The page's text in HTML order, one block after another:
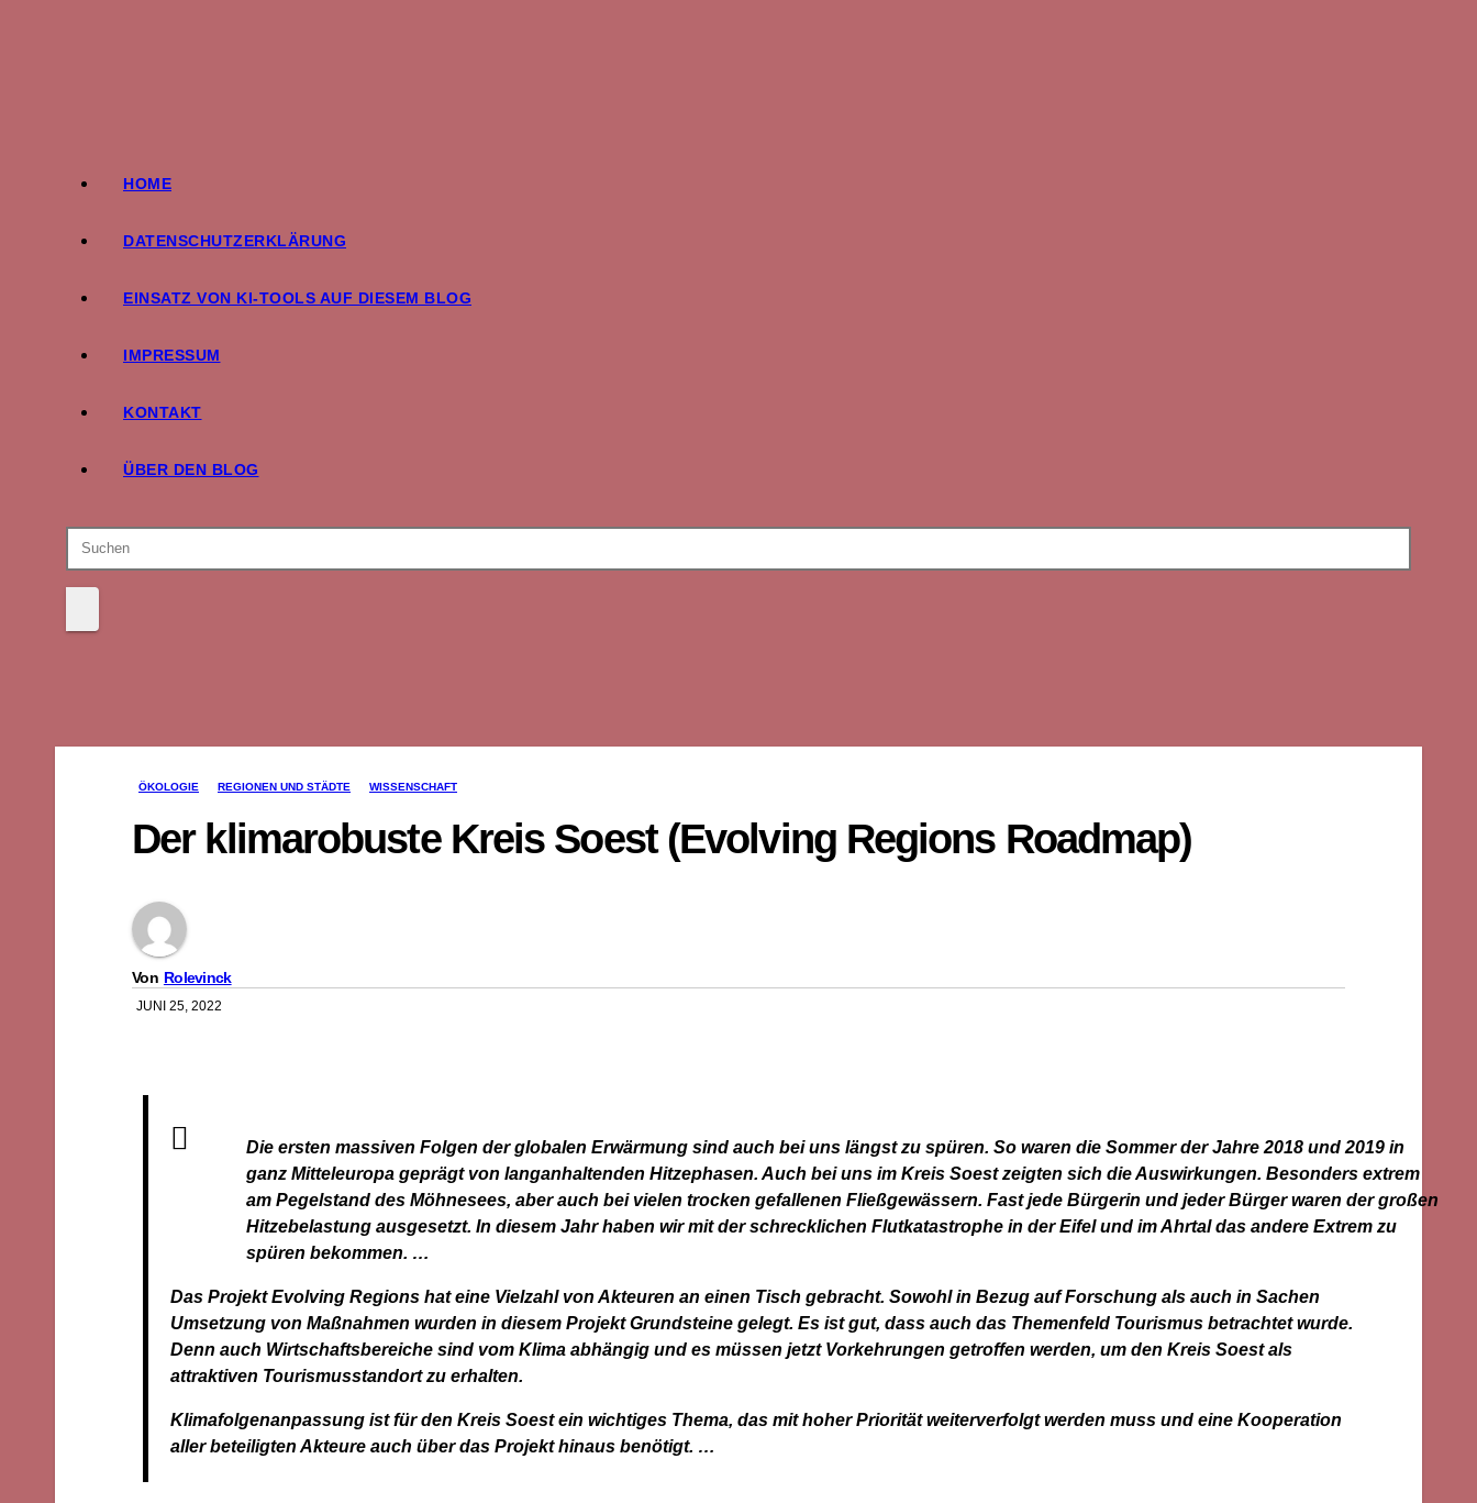
HOME
DATENSCHUTZERKLÄRUNG
EINSATZ VON KI-TOOLS AUF DIESEM BLOG
IMPRESSUM
KONTAKT
ÜBER DEN BLOG
ÖKOLOGIE REGIONEN UND STÄDTE WISSENSCHAFT
Der klimarobuste Kreis Soest (Evolving Regions Roadmap)
Von Rolevinck
JUNI 25, 2022
Die ersten massiven Folgen der globalen Erwärmung sind auch bei uns längst zu spüren. So waren die Sommer der Jahre 2018 und 2019 in
ganz Mitteleuropa geprägt von langanhaltenden Hitzephasen. Auch bei uns im Kreis Soest zeigten sich die Auswirkungen. Besonders extrem
am Pegelstand des Möhnesees, aber auch bei vielen trocken gefallenen Fließgewässern. Fast jede Bürgerin und jeder Bürger waren der großen
Hitzebelastung ausgesetzt. In diesem Jahr haben wir mit der schrecklichen Flutkatastrophe in der Eifel und im Ahrtal das andere Extrem zu
spüren bekommen. …
Das Projekt Evolving Regions hat eine Vielzahl von Akteuren an einen Tisch gebracht. Sowohl in Bezug auf Forschung als auch in Sachen
Umsetzung von Maßnahmen wurden in diesem Projekt Grundsteine gelegt. Es ist gut, dass auch das Themenfeld Tourismus betrachtet wurde.
Denn auch Wirtschaftsbereiche sind vom Klima abhängig und es müssen jetzt Vorkehrungen getroffen werden, um den Kreis Soest als
attraktiven Tourismusstandort zu erhalten.
Klimafolgenanpassung ist für den Kreis Soest ein wichtiges Thema, das mit hoher Priorität weiterverfolgt werden muss und eine Kooperation
aller beteiligten Akteure auch über das Projekt hinaus benötigt. …